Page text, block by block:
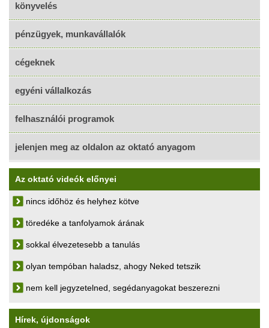
könyvelés
pénzügyek, munkavállalók
cégeknek
egyéni vállalkozás
felhasználói programok
jelenjen meg az oldalon az oktató anyagom
Az oktató videók előnyei
nincs időhöz és helyhez kötve
töredéke a tanfolyamok árának
sokkal élvezetesebb a tanulás
olyan tempóban haladsz, ahogy Neked tetszik
nem kell jegyzetelned, segédanyagokat beszerezni
Hírek, újdonságok